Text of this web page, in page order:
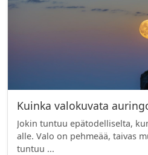
Kuinka valokuvata
Jokin tuntuu epätodelliselta,
alle. Valo on pehmeää, taivas
tuntuu ...